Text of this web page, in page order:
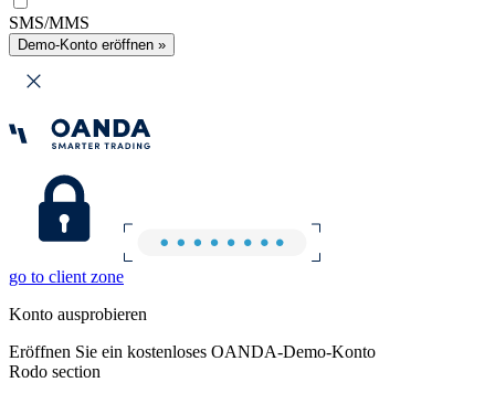
SMS/MMS
Demo-Konto eröffnen »
go to client zone
Konto ausprobieren
Eröffnen Sie ein kostenloses OANDA-Demo-Konto
Rodo section